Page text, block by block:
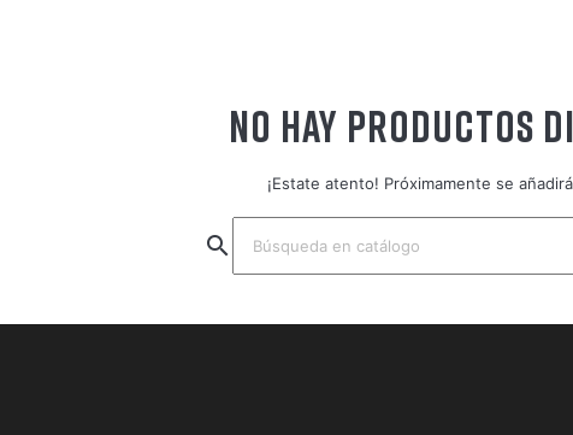
NO HAY PRODUCTOS
¡Estate atento! Próximamente se
search